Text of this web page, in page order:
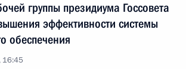
группы президиума Госсовета
эффективности системы
обеспечения
16:45